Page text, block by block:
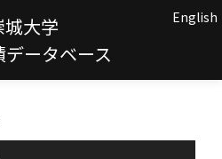
城大学
ータベース
English